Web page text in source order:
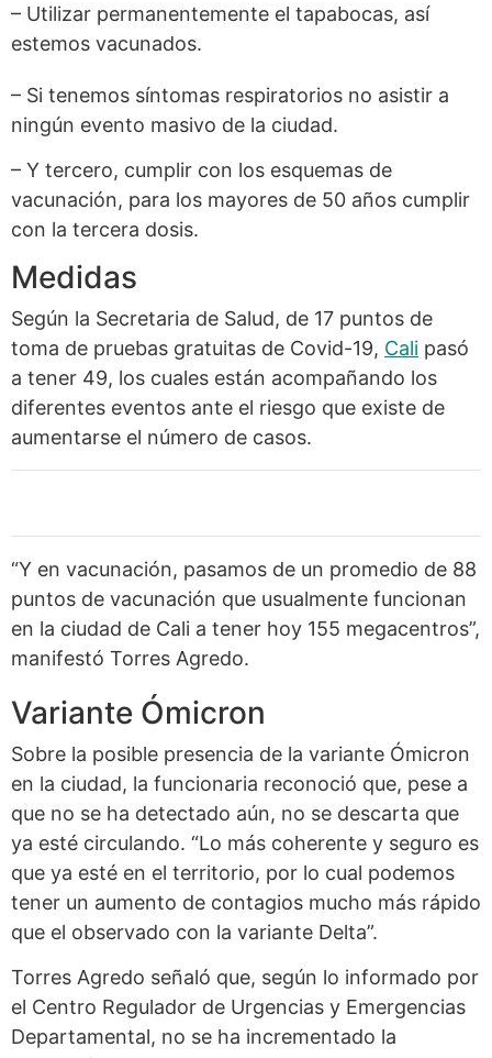
– Utilizar permanentemente el tapabocas, así
estemos vacunados.
– Si tenemos síntomas respiratorios no asistir a
ningún evento masivo de la ciudad.
– Y tercero, cumplir con los esquemas de
vacunación, para los mayores de 50 años cumplir
con la tercera dosis.
Medidas
Según la Secretaria de Salud, de 17 puntos de
toma de pruebas gratuitas de Covid-19, Cali pasó
a tener 49, los cuales están acompañando los
diferentes eventos ante el riesgo que existe de
aumentarse el número de casos.
“Y en vacunación, pasamos de un promedio de 88
puntos de vacunación que usualmente funcionan
en la ciudad de Cali a tener hoy 155 megacentros”,
manifestó Torres Agredo.
Variante Ómicron
Sobre la posible presencia de la variante Ómicron
en la ciudad, la funcionaria reconoció que, pese a
que no se ha detectado aún, no se descarta que
ya esté circulando. “Lo más coherente y seguro es
que ya esté en el territorio, por lo cual podemos
tener un aumento de contagios mucho más rápido
que el observado con la variante Delta”.
Torres Agredo señaló que, según lo informado por
el Centro Regulador de Urgencias y Emergencias
Departamental, no se ha incrementado la